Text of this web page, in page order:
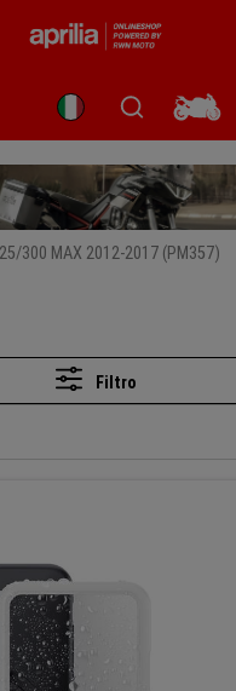
300 MAX 2012-2017 (PM357)
Filtro